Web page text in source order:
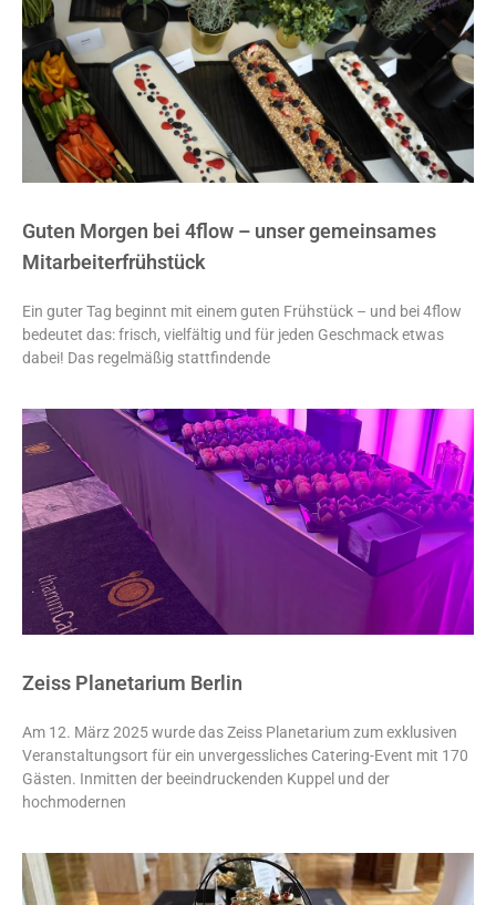
Guten Morgen bei 4flow – unser gemeinsames
Mitarbeiterfrühstück
Ein guter Tag beginnt mit einem guten Frühstück – und bei 4flow
bedeutet das: frisch, vielfältig und für jeden Geschmack etwas
dabei! Das regelmäßig stattfindende
Zeiss Planetarium Berlin
Am 12. März 2025 wurde das Zeiss Planetarium zum exklusiven
Veranstaltungsort für ein unvergessliches Catering-Event mit 170
Gästen. Inmitten der beeindruckenden Kuppel und der
hochmodernen